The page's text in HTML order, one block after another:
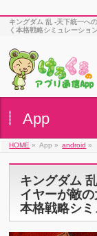
キングダム 乱 -天下統一へ
く本格戦略シミュレーショ
App
HOME » App » android »
キングダム
イヤーが敵
本格戦略シ